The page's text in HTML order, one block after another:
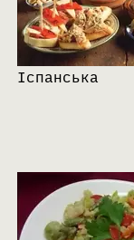
Іспанська